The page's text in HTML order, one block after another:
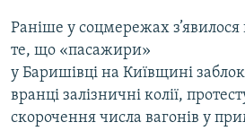
Усі сайти RFE/RL
Раніше у соцмережах
те, що «пасажири»
у Баришівці на Київщині
вранці залізничні колії,
скорочення числа вагонів у